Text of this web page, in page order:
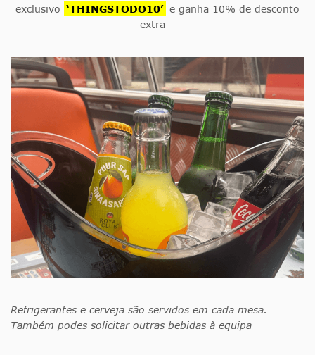
exclusivo ‘THINGSTODO10’ e ganha 10% de desconto
extra –
Refrigerantes e cerveja são servidos em cada mesa.
Também podes solicitar outras bebidas à equipa